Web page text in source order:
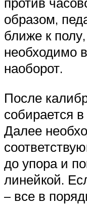
образом,
ближе к
необходимо
наоборот.
После
собирается
Далее
до упора и
линейкой.
– все в